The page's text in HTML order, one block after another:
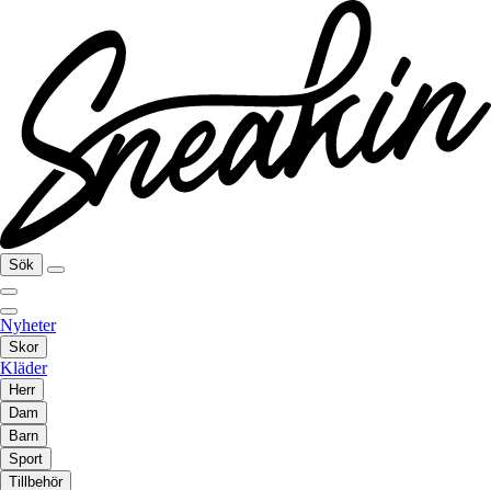
Sök
Nyheter
Skor
Kläder
Herr
Dam
Barn
Sport
Tillbehör